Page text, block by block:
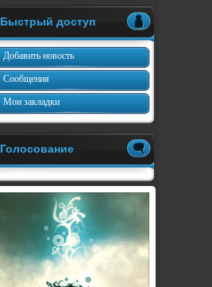
Быстрый доступ
Добавить новость
Сообщения
Мои закладки
Голосование